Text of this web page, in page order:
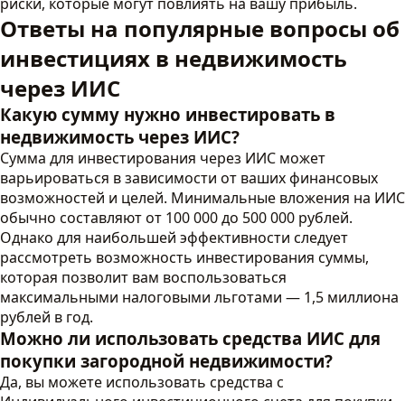
Ответы на популярные вопросы об
инвестициях в недвижимость
через ИИС
Какую сумму нужно инвестировать в
недвижимость через ИИС?
Сумма для инвестирования через ИИС может
варьироваться в зависимости от ваших финансовых
возможностей и целей. Минимальные вложения на ИИС
обычно составляют от 100 000 до 500 000 рублей.
Однако для наибольшей эффективности следует
рассмотреть возможность инвестирования суммы,
которая позволит вам воспользоваться
максимальными налоговыми льготами — 1,5 миллиона
рублей в год.
Можно ли использовать средства ИИС для
покупки загородной недвижимости?
Да, вы можете использовать средства с